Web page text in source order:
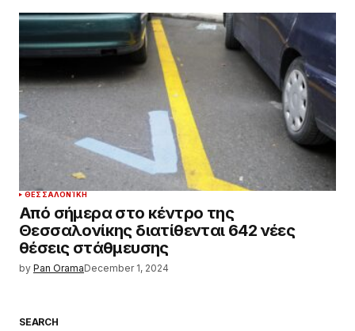
ΘΕΣΣΑΛΟΝΊΚΗ
Από σήμερα στο κέντρο της
Θεσσαλονίκης διατίθενται 642 νέες
θέσεις στάθμευσης
by Pan OramaDecember 1, 2024
SEARCH